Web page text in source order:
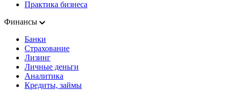
Практика бизнеса
Финансы
Банки
Страхование
Лизинг
Личные деньги
Аналитика
Кредиты, займы